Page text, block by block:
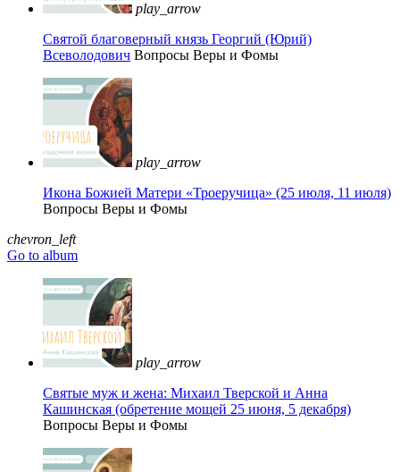
play_arrow
Святой благоверный князь Георгий (Юрий)
Всеволодович Вопросы Веры и Фомы
play_arrow
Икона Божией Матери «Троеручица» (25 июля, 11 июля)
Вопросы Веры и Фомы
chevron_left
Go to album
play_arrow
Святые муж и жена: Михаил Тверской и Анна
Кашинская (обретение мощей 25 июня, 5 декабря)
Вопросы Веры и Фомы